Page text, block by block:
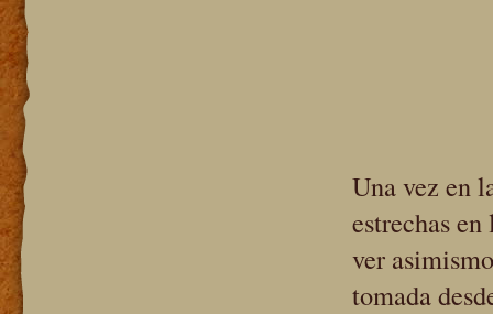
Una vez en
estrechas
ver
tomada